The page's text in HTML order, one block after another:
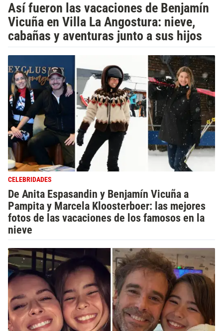
Así fueron las vacaciones de Benjamín
Vicuña en Villa La Angostura: nieve,
cabañas y aventuras junto a sus hijos
CELEBRIDADES
De Anita Espasandin y Benjamín Vicuña a
Pampita y Marcela Kloosterboer: las mejores
fotos de las vacaciones de los famosos en la
nieve